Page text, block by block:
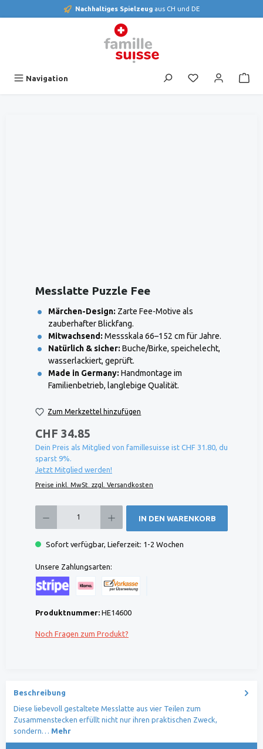
Nachhaltiges Spielzeug aus CH und DE
Navigation Du hast 0
Messlatte Puzzle Fee
Märchen-Design: Zarte Fee-Motive als
zauberhafter Blickfang.
Mitwachsend: Messskala 66–152 cm für Jahre.
Natürlich & sicher: Buche/Birke, speichelecht,
wasserlackiert, geprüft.
Made in Germany: Handmontage im
Familienbetrieb, langlebige Qualität.
Zum Merkzettel hinzufügen
CHF 34.85
Dein Preis als Mitglied von famillesuisse ist CHF 31.80, du
sparst 9%.
Jetzt Mitglied werden!
Preise inkl. MwSt. zzgl. Versandkosten
IN DEN WARENKORB
Sofort verfügbar, Lieferzeit: 1-2 Wochen
Unsere Zahlungsarten:
Produktnummer: HE14600
Noch Fragen zum Produkt?
Beschreibung
Diese liebevoll gestaltete Messlatte aus vier Teilen zum
Zusammenstecken erfüllt nicht nur ihren praktischen Zweck,
sondern… Mehr